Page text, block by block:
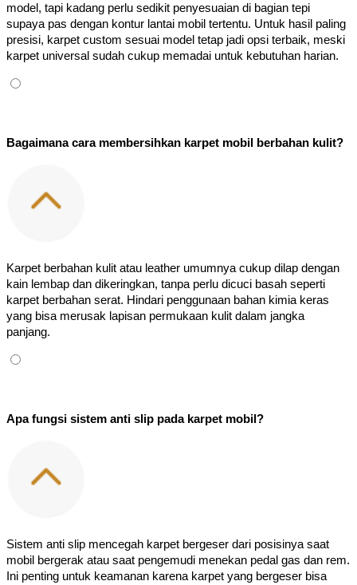
model, tapi kadang perlu sedikit penyesuaian di bagian tepi
supaya pas dengan kontur lantai mobil tertentu. Untuk hasil paling
presisi, karpet custom sesuai model tetap jadi opsi terbaik, meski
karpet universal sudah cukup memadai untuk kebutuhan harian.
Bagaimana cara membersihkan karpet mobil berbahan kulit?
Karpet berbahan kulit atau leather umumnya cukup dilap dengan
kain lembap dan dikeringkan, tanpa perlu dicuci basah seperti
karpet berbahan serat. Hindari penggunaan bahan kimia keras
yang bisa merusak lapisan permukaan kulit dalam jangka
panjang.
Apa fungsi sistem anti slip pada karpet mobil?
Sistem anti slip mencegah karpet bergeser dari posisinya saat
mobil bergerak atau saat pengemudi menekan pedal gas dan rem.
Ini penting untuk keamanan karena karpet yang bergeser bisa